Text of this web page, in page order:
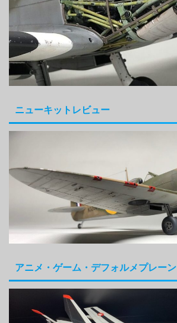
ニューキットレビュー
アニメ・ゲーム・デフォルメプレーン